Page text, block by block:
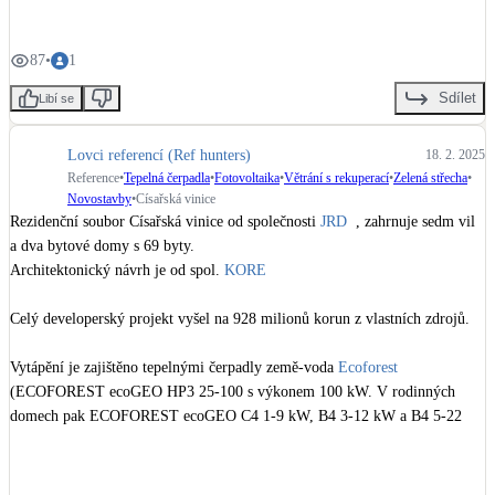
87• 1
Libí se Sdílet
Lovci referencí (Ref hunters)
18. 2. 2025
Reference•Tepelná čerpadla•Fotovoltaika•Větrání s rekuperací•Zelená střecha•
Novostavby•Císařská vinice
Rezidenční soubor Císařská vinice od společnosti JRD
  , zahrnuje sedm vil
a dva bytové domy s 69 byty.
Architektonický návrh je od spol. KORE
Celý developerský projekt vyšel na 928 milionů korun z vlastních zdrojů.
Vytápění je zajištěno tepelnými čerpadly země-voda Ecoforest
(ECOFOREST ecoGEO HP3 25-100 s výkonem 100 kW. V rodinných
domech pak ECOFOREST ecoGEO C4 1-9 kW, B4 3-12 kW a B4 5-22